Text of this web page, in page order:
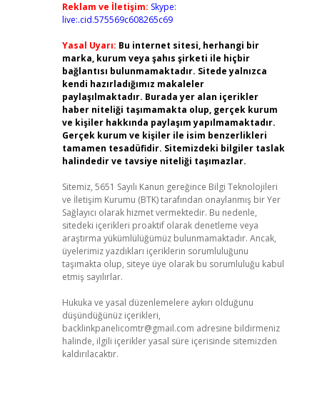
Reklam ve İletişim: Skype:
live:.cid.575569c608265c69
Yasal Uyarı: Bu internet sitesi, herhangi bir
marka, kurum veya şahıs şirketi ile hiçbir
bağlantısı bulunmamaktadır. Sitede yalnızca
kendi hazırladığımız makaleler
paylaşılmaktadır. Burada yer alan içerikler
haber niteliği taşımamakta olup, gerçek kurum
ve kişiler hakkında paylaşım yapılmamaktadır.
Gerçek kurum ve kişiler ile isim benzerlikleri
tamamen tesadüfidir. Sitemizdeki bilgiler taslak
halindedir ve tavsiye niteliği taşımazlar.
Sitemiz, 5651 Sayılı Kanun gereğince Bilgi Teknolojileri
ve İletişim Kurumu (BTK) tarafından onaylanmış bir Yer
Sağlayıcı olarak hizmet vermektedir. Bu nedenle,
sitedeki içerikleri proaktif olarak denetleme veya
araştırma yükümlülüğümüz bulunmamaktadır. Ancak,
üyelerimiz yazdıkları içeriklerin sorumluluğunu
taşımakta olup, siteye üye olarak bu sorumluluğu kabul
etmiş sayılırlar.
Hukuka ve yasal düzenlemelere aykırı olduğunu
düşündüğünüz içerikleri,
backlinkpanelicomtr@gmail.com adresine bildirmeniz
halinde, ilgili içerikler yasal süre içerisinde sitemizden
kaldırılacaktır.